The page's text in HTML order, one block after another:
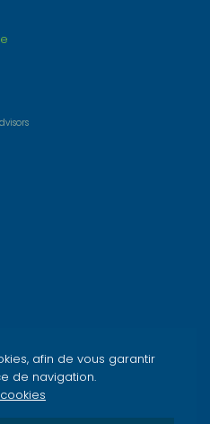
afin de vous garantir
de navigation.